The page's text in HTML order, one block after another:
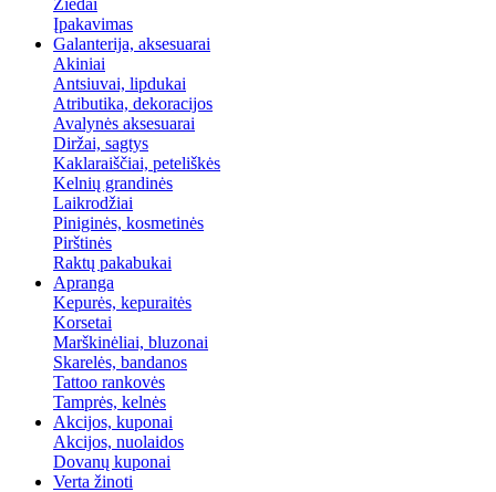
Žiedai
Įpakavimas
Galanterija, aksesuarai
Akiniai
Antsiuvai, lipdukai
Atributika, dekoracijos
Avalynės aksesuarai
Diržai, sagtys
Kaklaraiščiai, peteliškės
Kelnių grandinės
Laikrodžiai
Piniginės, kosmetinės
Pirštinės
Raktų pakabukai
Apranga
Kepurės, kepuraitės
Korsetai
Marškinėliai, bluzonai
Skarelės, bandanos
Tattoo rankovės
Tamprės, kelnės
Akcijos, kuponai
Akcijos, nuolaidos
Dovanų kuponai
Verta žinoti